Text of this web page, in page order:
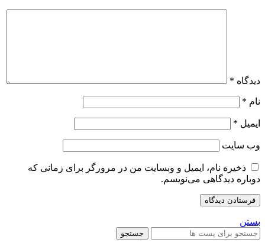
دیدگاه *
نام *
ایمیل *
وب‌ سایت
ذخیره نام، ایمیل و وبسایت من در مرورگر برای زمانی که
دوباره دیدگاهی می‌نویسم.
بستن
جستجو